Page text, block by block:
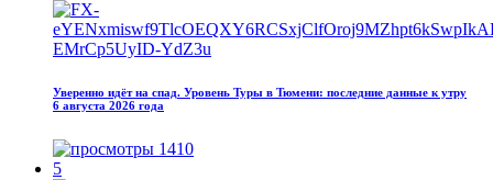
Уверенно идёт на спад. Уровень Туры в Тюмени: последние данные к утру
6 августа 2026 года
1410
5